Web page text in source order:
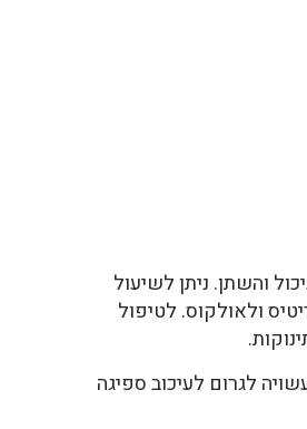
והשתן. ניתן לשיעול
ולאולקוס. לטיפול
לגרום לעיכוב ספיגה